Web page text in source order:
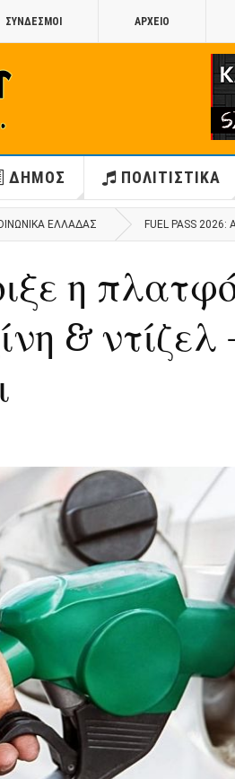
ΣΥΝΔΕΣΜΟΙ ΑΡΧΕΙΟ
ΔΗΜΟΣ ΠΟΛΙΤΙΣΤΙΚΑ
ΕΛΛΑΔΑΣ FUEL PASS
η
& ντίζελ